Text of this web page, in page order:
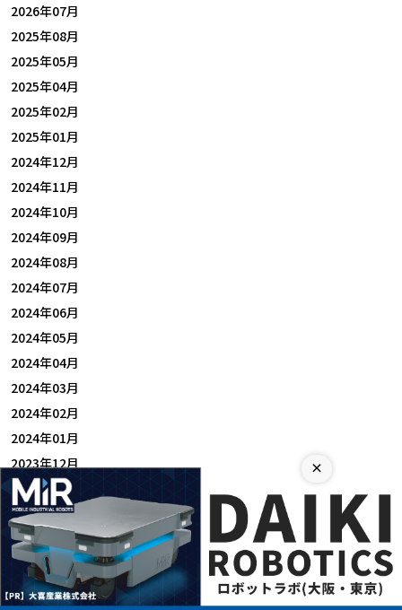
×
2026年07月
2025年08月
2025年05月
2025年04月
2025年02月
2025年01月
2024年12月
2024年11月
2024年10月
2024年09月
2024年08月
2024年07月
2024年06月
2024年05月
2024年04月
2024年03月
2024年02月
2024年01月
2023年12月
2023年11月
2023年10月
2023年09月